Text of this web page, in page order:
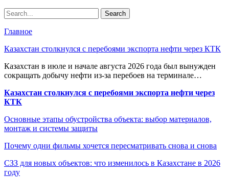
Главное
Казахстан столкнулся с перебоями экспорта нефти через КТК
Казахстан в июле и начале августа 2026 года был вынужден
сокращать добычу нефти из-за перебоев на терминале…
Казахстан столкнулся с перебоями экспорта нефти через
КТК
Основные этапы обустройства объекта: выбор материалов,
монтаж и системы защиты
Почему одни фильмы хочется пересматривать снова и снова
СЗЗ для новых объектов: что изменилось в Казахстане в 2026
году